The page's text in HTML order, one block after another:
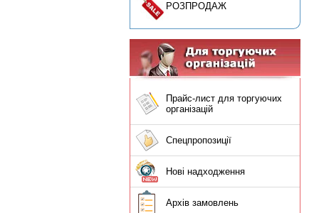
РОЗПРОДАЖ
Прайс-лист для торгуючих
організацій
Спецпропозиції
Нові надходження
Архів замовлень